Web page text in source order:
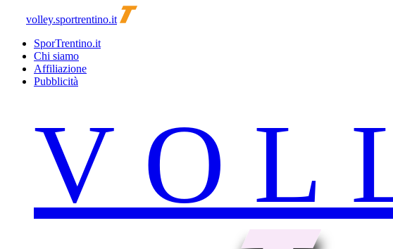
volley.sportrentino.it
SporTrentino.it
Chi siamo
Affiliazione
Pubblicità